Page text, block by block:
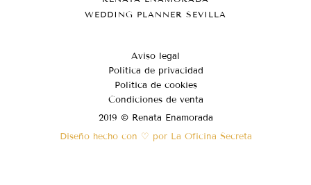
WEDDING PLANNER SEVILLA
Aviso legal
Política de privacidad
Política de cookies
Condiciones de venta
2019 © Renata Enamorada
Diseño hecho con ♡ por La Oficina Secreta